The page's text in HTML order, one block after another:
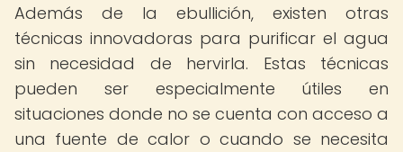
Además de la ebullición, existen otras
técnicas innovadoras para purificar el agua
sin necesidad de hervirla. Estas técnicas
pueden ser especialmente útiles en
situaciones donde no se cuenta con acceso a
una fuente de calor o cuando se necesita